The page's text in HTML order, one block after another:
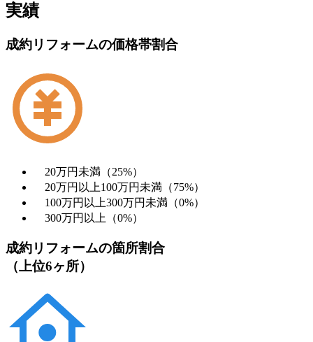
実績
成約リフォームの価格帯割合
20万円未満（25%）
20万円以上100万円未満（75%）
100万円以上300万円未満（0%）
300万円以上（0%）
成約リフォームの箇所割合
（上位6ヶ所）